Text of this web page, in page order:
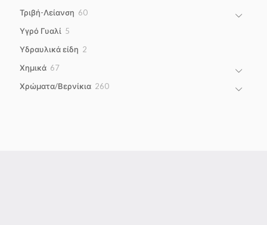
Τριβή-Λείανση 6060
Υγρό Γυαλί 5
Υδραυλικά είδη 2
Χημικά 6767
Χρώματα/Βερνίκια 260260